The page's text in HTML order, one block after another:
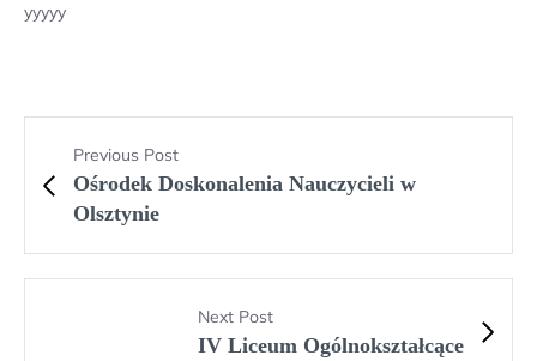
yyyyy
Previous Post
Ośrodek Doskonalenia Nauczycieli w
Olsztynie
Next Post
IV Liceum Ogólnokształcące